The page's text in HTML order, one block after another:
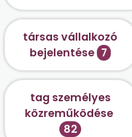
társas vállalkozó
bejelentése 7
tag személyes
közreműködése
82